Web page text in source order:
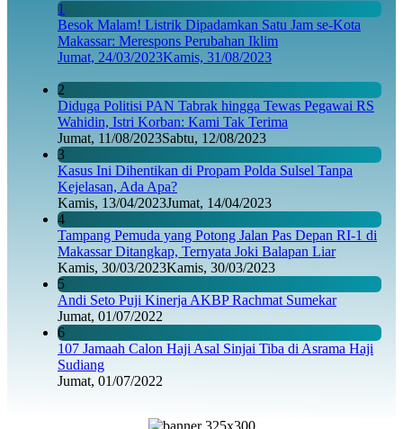
1
Besok Malam! Listrik Dipadamkan Satu Jam se-Kota
Makassar: Merespons Perubahan Iklim
Jumat, 24/03/2023Kamis, 31/08/2023
2
Diduga Politisi PAN Tabrak hingga Tewas Pegawai RS
Wahidin, Istri Korban: Kami Tak Terima
Jumat, 11/08/2023Sabtu, 12/08/2023
3
Kasus Ini Dihentikan di Propam Polda Sulsel Tanpa
Kejelasan, Ada Apa?
Kamis, 13/04/2023Jumat, 14/04/2023
4
Tampang Pemuda yang Potong Jalan Pas Depan RI-1 di
Makassar Ditangkap, Ternyata Joki Balapan Liar
Kamis, 30/03/2023Kamis, 30/03/2023
5
Andi Seto Puji Kinerja AKBP Rachmat Sumekar
Jumat, 01/07/2022
6
107 Jamaah Calon Haji Asal Sinjai Tiba di Asrama Haji
Sudiang
Jumat, 01/07/2022